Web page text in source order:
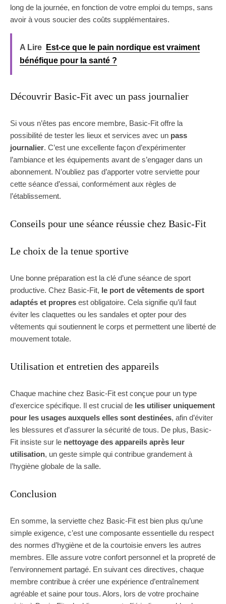
long de la journée, en fonction de votre emploi du temps, sans
avoir à vous soucier des coûts supplémentaires.
A Lire
Est-ce que le pain nordique est vraiment
bénéfique pour la santé ?
Découvrir Basic-Fit avec un pass journalier
Si vous n’êtes pas encore membre, Basic-Fit offre la
possibilité de tester les lieux et services avec un pass
journalier. C’est une excellente façon d’expérimenter
l’ambiance et les équipements avant de s’engager dans un
abonnement. N’oubliez pas d’apporter votre serviette pour
cette séance d’essai, conformément aux règles de
l’établissement.
Conseils pour une séance réussie chez Basic-Fit
Le choix de la tenue sportive
Une bonne préparation est la clé d’une séance de sport
productive. Chez Basic-Fit, le port de vêtements de sport
adaptés et propres est obligatoire. Cela signifie qu’il faut
éviter les claquettes ou les sandales et opter pour des
vêtements qui soutiennent le corps et permettent une liberté de
mouvement totale.
Utilisation et entretien des appareils
Chaque machine chez Basic-Fit est conçue pour un type
d’exercice spécifique. Il est crucial de les utiliser uniquement
pour les usages auxquels elles sont destinées, afin d’éviter
les blessures et d’assurer la sécurité de tous. De plus, Basic-
Fit insiste sur le nettoyage des appareils après leur
utilisation, un geste simple qui contribue grandement à
l’hygiène globale de la salle.
Conclusion
En somme, la serviette chez Basic-Fit est bien plus qu’une
simple exigence, c’est une composante essentielle du respect
des normes d’hygiène et de la courtoisie envers les autres
membres. Elle assure votre confort personnel et la propreté de
l’environnement partagé. En suivant ces directives, chaque
membre contribue à créer une expérience d’entraînement
agréable et saine pour tous. Alors, lors de votre prochaine